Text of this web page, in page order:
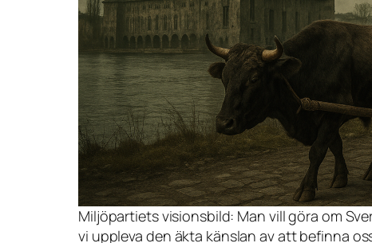
Miljöpartiets visionsbild: Man vill göra om
vi uppleva den äkta känslan av att befinna